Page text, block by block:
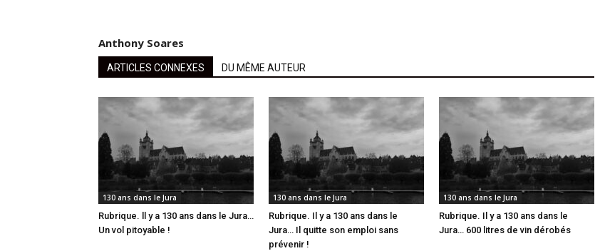
Anthony Soares
ARTICLES CONNEXES DU MÊME AUTEUR
130 ans dans le Jura
Rubrique. ll y a 130 ans dans le Jura…
Un vol pitoyable !
130 ans dans le Jura
Rubrique. Il y a 130 ans dans le
Jura… Il quitte son emploi sans
prévenir !
130 ans dans le Jura
Rubrique. Il y a 130 ans dans le
Jura… 600 litres de vin dérobés